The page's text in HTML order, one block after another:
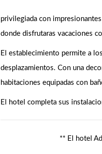
privilegiada con
donde disfrutaras vacaciones
El establecimiento permite a
desplazamientos. Con una
habitaciones equipadas con
El hotel completa sus
** El hotel